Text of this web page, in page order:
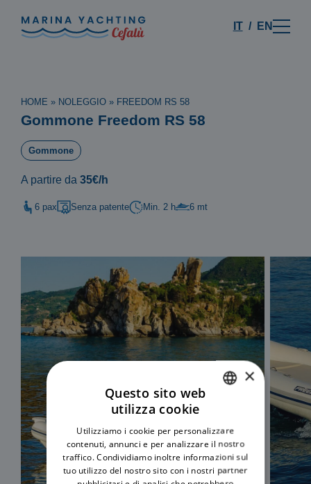
IT EN
HOME » NOLEGGIO » FREEDOM RS 58
Gommone Freedom RS 58
Gommone
A partire da35€/h
6 pax Senza patente Min. 2 h 6 mt
ENGLISH
×
Questo sito web
utilizza cookie
Utilizziamo i cookie per personalizzare
contenuti, annunci e per analizzare il nostro
traffico. Condividiamo inoltre informazioni sul
tuo utilizzo del nostro sito con i nostri partner